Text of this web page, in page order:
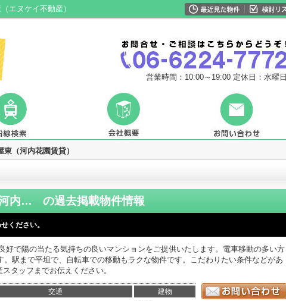
エヌケイ不動産）
営業時間：10:00～19:00 定休日：水曜日
（河内花園賃貸）
シャーメゾン菱屋東（河内花園賃貸） の過去掲載物件情報
ください。
好で陽の当たる気持ちの良いマンションをご提供いたします。電車移動の多い方
。駅まで平坦で、自転車での移動もラクな物件です。こだわりたい条件などがあ
タッフまでお伝えください。
交通 建物